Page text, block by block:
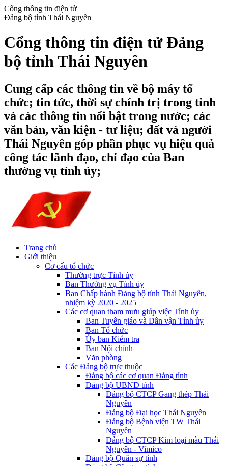
Cổng thông tin điện tử
Đảng bộ tỉnh Thái Nguyên
Cổng thông tin điện tử Đảng
bộ tỉnh Thái Nguyên
Cung cấp các thông tin về bộ máy tổ
chức; tin tức, thời sự chính trị trong tỉnh
và các thông tin nổi bật trong nước; các
văn bản, văn kiện - tư liệu; đất và người
Thái Nguyên góp phần phục vụ hiệu quả
công tác lãnh đạo, chỉ đạo của Ban
thường vụ tỉnh ủy;
Trang chủ
Giới thiệu
Cơ cấu tổ chức
Thường trực Tỉnh ủy
Ban Thường vụ Tỉnh ủy
Ban Chấp hành Đảng bộ tỉnh Thái Nguyên,
nhiệm kỳ 2020 - 2025
Các cơ quan tham mưu giúp việc Tỉnh ủy
Ban Tuyên giáo và Dân vận Tỉnh ủy
Ban Tổ chức
Ủy ban Kiểm tra
Ban Nội chính
Văn phòng
Các Đảng bộ trực thuộc
Đảng bộ các cơ quan Đảng tỉnh
Đảng bộ UBND tỉnh
Đảng bộ CTCP Gang thép Thái
Nguyên
Đảng bộ Đại học Thái Nguyên
Đảng bộ Bệnh viện TW Thái
Nguyên
Đảng bộ CTCP Kim loại màu Thái
Nguyên - Vimico
Đảng bộ Quân sự tỉnh